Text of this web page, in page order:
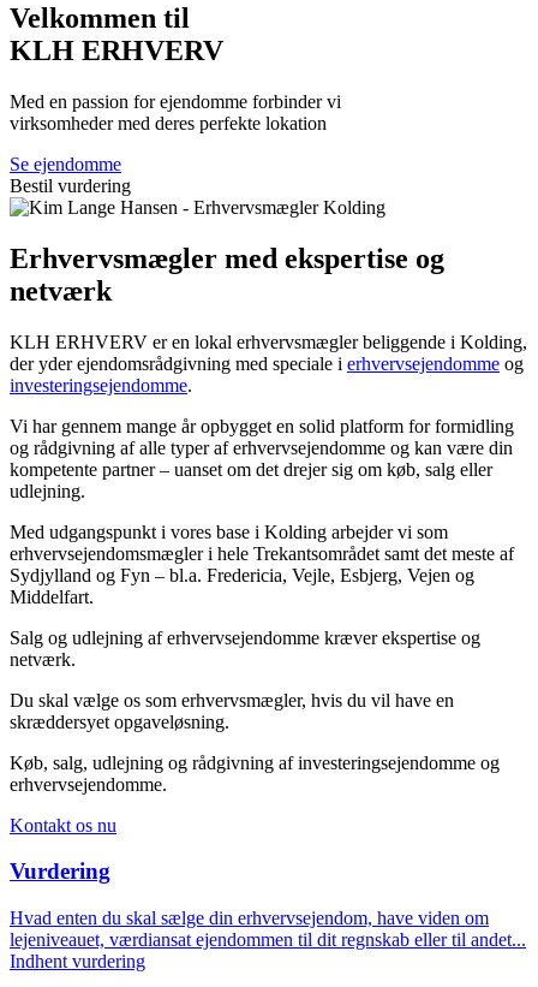
Velkommen til
KLH ERHVERV
Med en passion for ejendomme forbinder vi
virksomheder med deres perfekte lokation
Se ejendomme
Bestil vurdering
Erhvervsmægler med ekspertise og
netværk
KLH ERHVERV er en lokal erhvervsmægler beliggende i Kolding,
der yder ejendomsrådgivning med speciale i erhvervsejendomme og
investeringsejendomme.
Vi har gennem mange år opbygget en solid platform for formidling
og rådgivning af alle typer af erhvervsejendomme og kan være din
kompetente partner – uanset om det drejer sig om køb, salg eller
udlejning.
Med udgangspunkt i vores base i Kolding arbejder vi som
erhvervsejendomsmægler i hele Trekantsområdet samt det meste af
Sydjylland og Fyn – bl.a. Fredericia, Vejle, Esbjerg, Vejen og
Middelfart.
Salg og udlejning af erhvervsejendomme kræver ekspertise og
netværk.
Du skal vælge os som erhvervsmægler, hvis du vil have en
skræddersyet opgaveløsning.
Køb, salg, udlejning og rådgivning af investeringsejendomme og
erhvervsejendomme.
Kontakt os nu
Vurdering
Hvad enten du skal sælge din erhvervsejendom, have viden om
lejeniveauet, værdiansat ejendommen til dit regnskab eller til andet...
Indhent vurdering